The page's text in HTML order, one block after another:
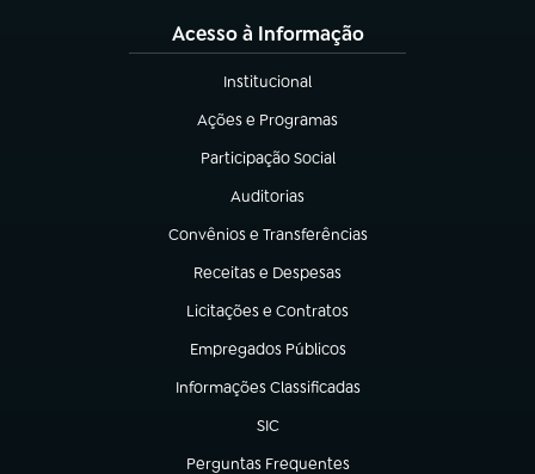
Acesso à Informação
Institucional
(abre em nova aba)
Ações e Programas
(abre em nova aba)
Participação Social
(abre em nova aba)
Auditorias
(abre em nova aba)
Convênios e Transferências
(abre em nova aba)
Receitas e Despesas
(abre em nova aba)
Licitações e Contratos
(abre em nova aba)
Empregados Públicos
(abre em nova aba)
Informações Classificadas
(abre em nova aba)
SIC
(abre em nova aba)
Perguntas Frequentes